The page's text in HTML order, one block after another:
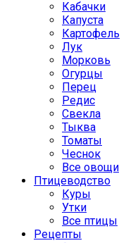
Кабачки
Капуста
Картофель
Лук
Морковь
Огурцы
Перец
Редис
Свекла
Тыква
Томаты
Чеснок
Все овощи
Птицеводство
Куры
Утки
Все птицы
Рецепты